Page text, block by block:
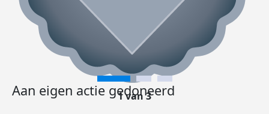
Aan eigen actie gedoneerd
1 van 3